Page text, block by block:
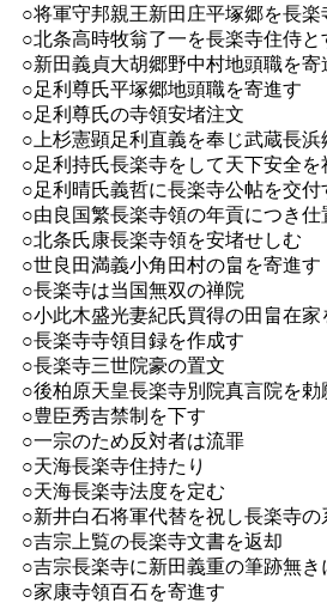
○将軍守邦親王新田庄平塚郷を長楽
○北条高時牧翁了一を長楽寺住侍と
○新田義貞大胡郷野中村地頭職を寄
○足利尊氏平塚郷地頭職を寄進す
○足利尊氏の寺領安堵注文
○上杉憲顕足利直義を奉じ武蔵長浜
○足利持氏長楽寺をして天下安全を
○足利晴氏義哲に長楽寺公帖を交付
○由良国繁長楽寺領の年貢につき仕
○北条氏康長楽寺領を安堵せしむ
○世良田満義小角田村の畠を寄進す
○長楽寺は当国無双の禅院
○小此木盛光妻紀氏買得の田畠在家
○長楽寺寺領目録を作成す
○長楽寺三世院豪の置文
○後柏原天皇長楽寺別院真言院を勅
○豊臣秀吉禁制を下す
○一宗のため反対者は流罪
○天海長楽寺住持たり
○天海長楽寺法度を定む
○新井白石将軍代替を祝し長楽寺
○吉宗上覧の長楽寺文書を返却
○吉宗長楽寺に新田義重の筆跡無き
○家康寺領百石を寄進す